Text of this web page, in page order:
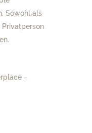
Sowohl als
Privatperson
–